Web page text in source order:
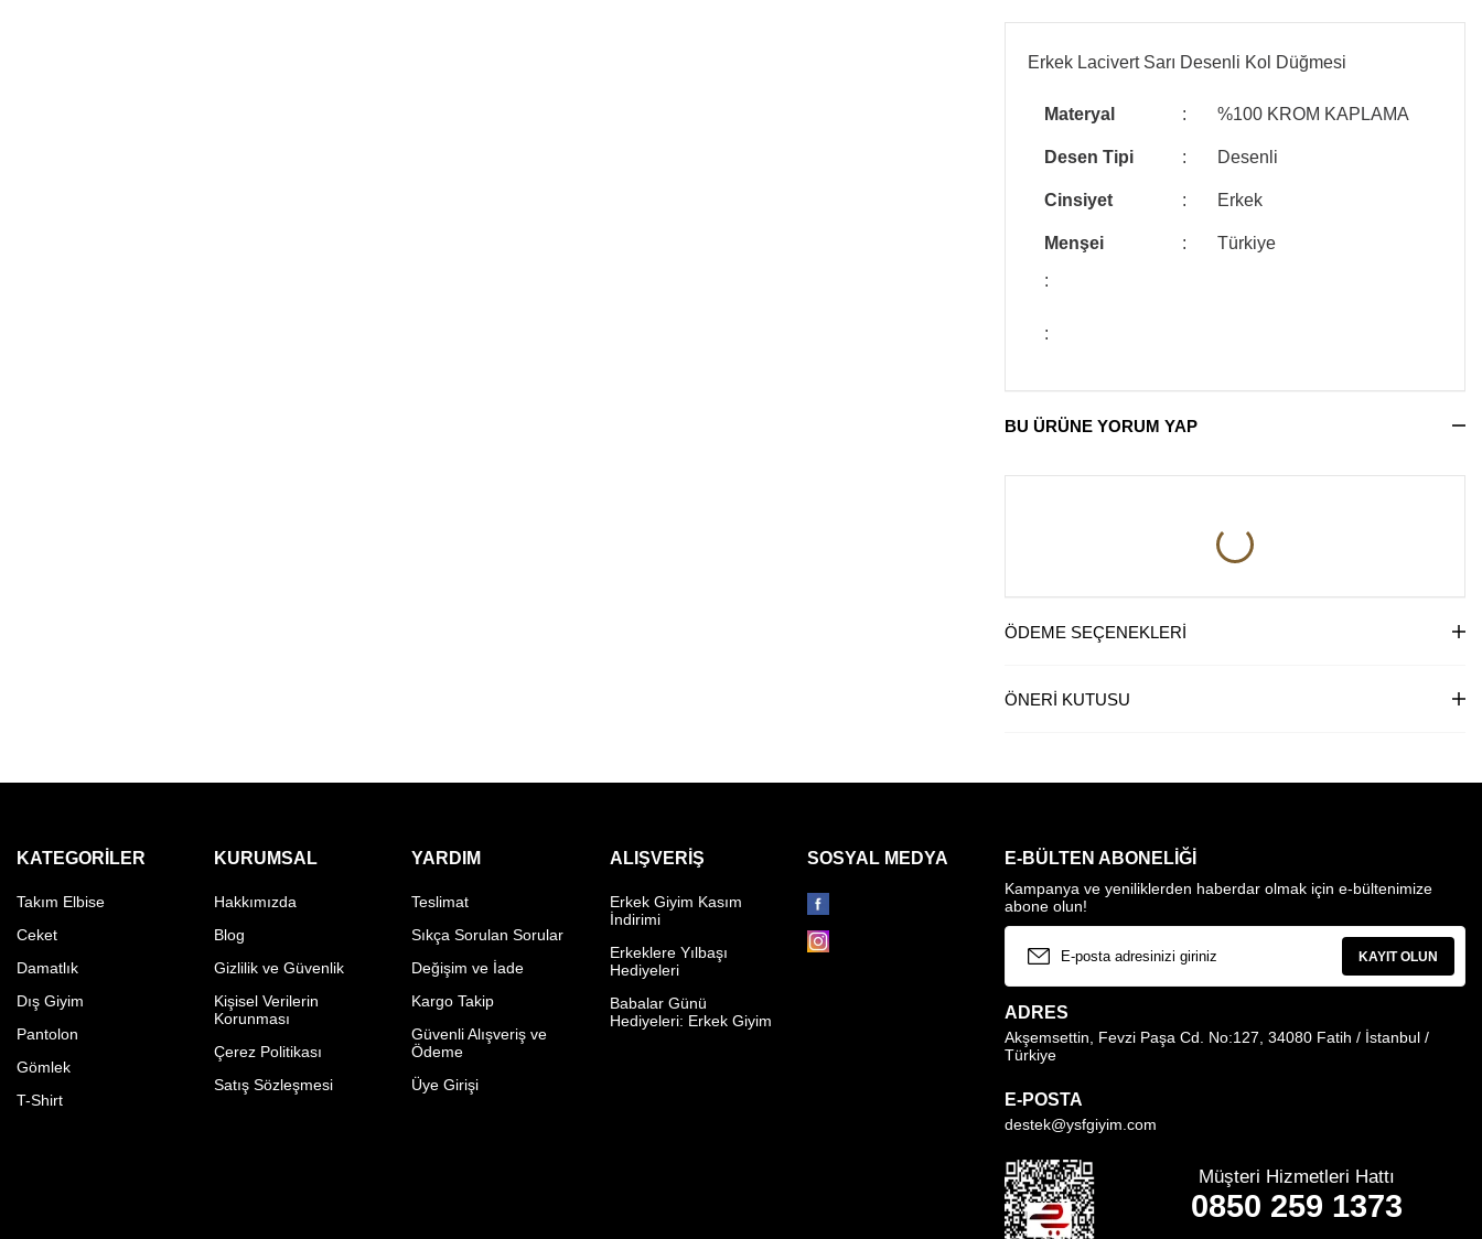
Erkek Lacivert Sarı Desenli Kol Düğmesi
Materyal : %100 KROM KAPLAMA
Desen Tipi : Desenli
Cinsiyet : Erkek
Menşei :
Türkiye
:
:
BU ÜRÜNE YORUM YAP
ÖDEME SEÇENEKLERI
ÖNERI KUTUSU
KATEGORILER
Takım Elbise
Ceket
Damatlık
Dış Giyim
Pantolon
Gömlek
T-Shirt
KURUMSAL
Hakkımızda
Blog
Gizlilik ve Güvenlik
Kişisel Verilerin
Korunması
Çerez Politikası
Satış Sözleşmesi
YARDIM
Teslimat
Sıkça Sorulan Sorular
Değişim ve İade
Kargo Takip
Güvenli Alışveriş ve
Ödeme
Üye Girişi
ALIŞVERIŞ
Erkek Giyim Kasım
İndirimi
Erkeklere Yılbaşı
Hediyeleri
Babalar Günü
Hediyeleri: Erkek Giyim
SOSYAL MEDYA E-BÜLTEN ABONELIĞI
Kampanya ve yeniliklerden haberdar olmak için e-bültenimize
abone olun!
KAYIT OLUN
ADRES
Akşemsettin, Fevzi Paşa Cd. No:127, 34080 Fatih / İstanbul /
Türkiye
E-POSTA
destek@ysfgiyim.com
Müşteri Hizmetleri Hattı
0850 259 1373